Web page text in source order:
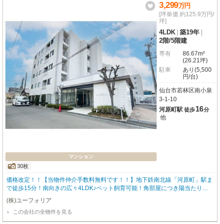
マンション
30枚
3,299万円
[坪単価 約125.9万円/
坪]
4LDK 築19年
2階/5階建
専有
86.67m²
(26.21坪)
駐車
あり(5,500
円/台)
仙台市若林区南小泉
3-1-10
河原町駅 徒歩16分
他
価格改定！！【当物件仲介手数料無料です！！】地下鉄南北線「河原町」駅ま
で徒歩15分！南向きの広々4LDK♪ペット飼育可能！角部屋につき陽当たり・
通風良好で開放感あふれる住空間♪
(株)ユーフォリア
この会社の全物件を見る